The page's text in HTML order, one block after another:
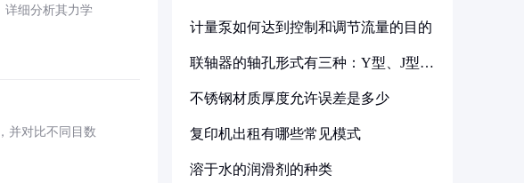
详细分析其力学
并对比不同目数
计量泵如何达到控制和调节流量的目的
联轴器的轴孔形式有三种：Y型、J型、
不锈钢材质厚度允许误差是多少
复印机出租有哪些常见模式
溶于水的润滑剂的种类